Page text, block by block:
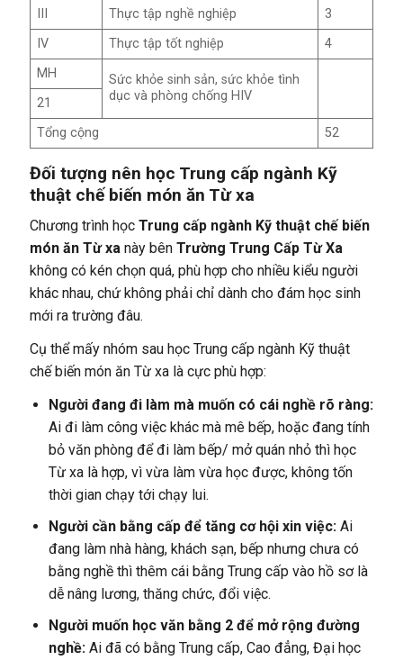
Thực tập nghề nghiệp
3
IV
Thực tập tốt nghiệp
4
MH
Sức khỏe sinh sản, sức khỏe tình
dục và phòng chống HIV
21
Tổng cộng
52
Đối tượng nên học Trung cấp ngành Kỹ
thuật chế biến món ăn Từ xa
Chương trình học Trung cấp ngành Kỹ thuật chế biến
món ăn Từ xanày bên Trường Trung Cấp Từ Xa
không có kén chọn quá, phù hợp cho nhiều kiểu người
khác nhau, chứ không phải chỉ dành cho đám học sinh
mới ra trường đâu.
Cụ thể mấy nhóm sau học Trung cấp ngành Kỹ thuật
chế biến món ăn Từ xa là cực phù hợp:
Người đang đi làm mà muốn có cái nghề rõ ràng:
Ai đi làm công việc khác mà mê bếp, hoặc đang tính
bỏ văn phòng để đi làm bếp/ mở quán nhỏ thì học
Từ xa là hợp, vì vừa làm vừa học được, không tốn
thời gian chạy tới chạy lui.
Người cần bằng cấp để tăng cơ hội xin việc:Ai
đang làm nhà hàng, khách sạn, bếp nhưng chưa có
bằng nghề thì thêm cái bằng Trung cấp vào hồ sơ là
dễ nâng lương, thăng chức, đổi việc.
Người muốn học văn bằng 2 để mở rộng đường
nghề:Ai đã có bằng Trung cấp, Cao đẳng, Đại học